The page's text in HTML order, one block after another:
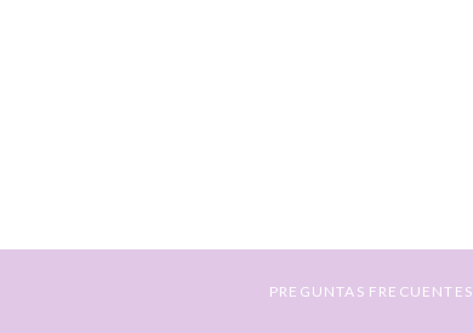
PREGUNTAS FRECUENTES